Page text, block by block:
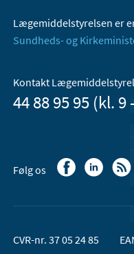
Lægemiddelstyrelsen er
Sundheds- og
Kontakt
44 88 95 95 (kl. 9
Følg os
CVR-nr. 37 05 24 85